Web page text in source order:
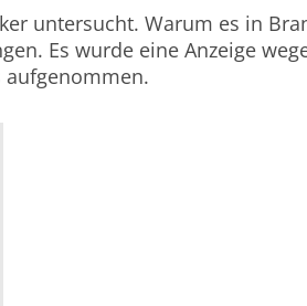
untersucht. Warum es in
Es wurde eine Anzeige